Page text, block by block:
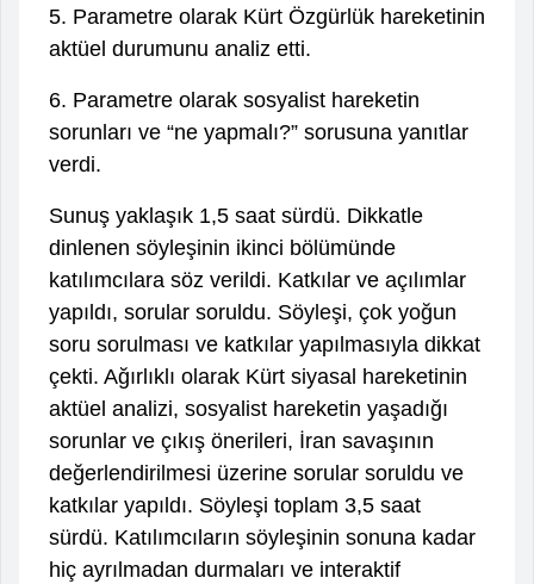
5. Parametre olarak Kürt Özgürlük hareketinin
aktüel durumunu analiz etti.
6. Parametre olarak sosyalist hareketin
sorunları ve “ne yapmalı?” sorusuna yanıtlar
verdi.
Sunuş yaklaşık 1,5 saat sürdü. Dikkatle
dinlenen söyleşinin ikinci bölümünde
katılımcılara söz verildi. Katkılar ve açılımlar
yapıldı, sorular soruldu. Söyleşi, çok yoğun
soru sorulması ve katkılar yapılmasıyla dikkat
çekti. Ağırlıklı olarak Kürt siyasal hareketinin
aktüel analizi, sosyalist hareketin yaşadığı
sorunlar ve çıkış önerileri, İran savaşının
değerlendirilmesi üzerine sorular soruldu ve
katkılar yapıldı. Söyleşi toplam 3,5 saat
sürdü. Katılımcıların söyleşinin sonuna kadar
hiç ayrılmadan durmaları ve interaktif